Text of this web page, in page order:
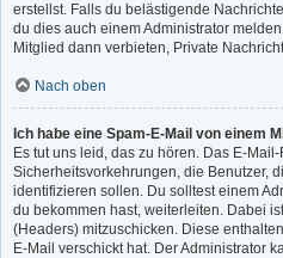
erstellst. Falls du belästigende
du dies auch einem Administrator
Mitglied dann verbieten, Private
Nach oben
Ich habe eine Spam-E-Mail von einem
Es tut uns leid, das zu hören. Das E-
Sicherheitsvorkehrungen, die Benutzer,
identifizieren sollen. Du solltest einem
du bekommen hast, weiterleiten. Dabei
(Headers) mitzuschicken. Diese
E-Mail verschickt hat. Der Administrator